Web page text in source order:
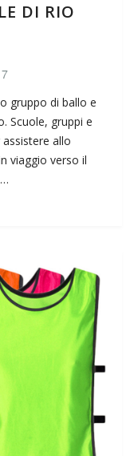
DI RIO
gruppo di ballo e
Scuole, gruppi e
allo
viaggio verso il